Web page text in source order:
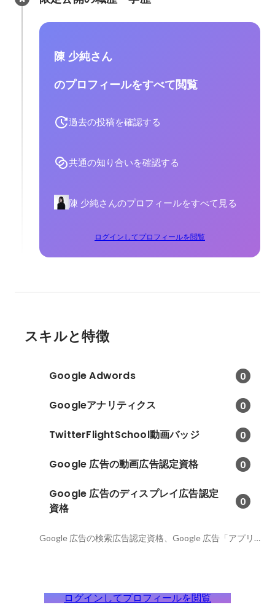
陳 少純さん
のプロフィールをすべて閲覧
過去の投稿を確認する
共通の知り合いを確認する
陳 少純さんのプロフィールをすべて見る
ログインしてプロフィールを閲覧
スキルと特徴
Google Adwords 0
Googleアナリティクス 0
TwitterFlightSchool動画バッジ 0
Google 広告の動画広告認定資格 0
Google 広告のディスプレイ広告認定
資格
0
Google 広告の検索広告認定資格、Google 広告「アプリ広告」認定資格、ローンチとコネクトのバッジ
ログインしてプロフィールを閲覧